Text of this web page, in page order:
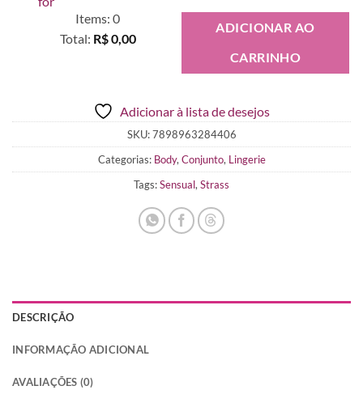
Items: 0
Total: R$ 0,00
R$ 0,00
ADICIONAR AO
CARRINHO
Adicionar à lista de desejos
SKU:7898963284406
Categorias: Body, Conjunto, Lingerie
Tags:Sensual, Strass
DESCRIÇÃO
INFORMAÇÃO ADICIONAL
AVALIAÇÕES (0)